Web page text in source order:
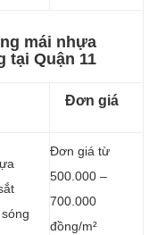
mái nhựa
tại Quận 11
Đơn giá
Đơn giá từ
500.000 –
700.000
đồng/m²